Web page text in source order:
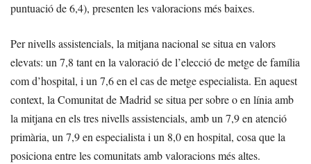
puntuació de 6,4), presenten les valoracions més baixes.
Per nivells assistencials, la mitjana nacional se situa en valors
elevats: un 7,8 tant en la valoració de l’elecció de metge de família
com d’hospital, i un 7,6 en el cas de metge especialista. En aquest
context, la Comunitat de Madrid se situa per sobre o en línia amb
la mitjana en els tres nivells assistencials, amb un 7,9 en atenció
primària, un 7,9 en especialista i un 8,0 en hospital, cosa que la
posiciona entre les comunitats amb valoracions més altes.